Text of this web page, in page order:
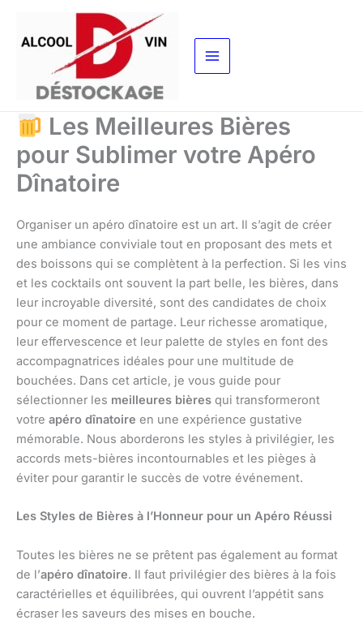
contenu
Les Meilleures Bières
pour Sublimer votre Apéro
Dînatoire
Organiser un apéro dînatoire est un art. Il s’agit de créer
une ambiance conviviale tout en proposant des mets et
des boissons qui se complètent à la perfection. Si les vins
et les cocktails ont souvent la part belle, les bières, dans
leur incroyable diversité, sont des candidates de choix
pour ce moment de partage. Leur richesse aromatique,
leur effervescence et leur palette de styles en font des
accompagnatrices idéales pour une multitude de
bouchées. Dans cet article, je vous guide pour
sélectionner les meilleures bières qui transformeront
votre apéro dînatoire en une expérience gustative
mémorable. Nous aborderons les styles à privilégier, les
accords mets-bières incontournables et les pièges à
éviter pour garantir le succès de votre événement.
Les Styles de Bières à l’Honneur pour un Apéro Réussi
Toutes les bières ne se prêtent pas également au format
de l’apéro dînatoire. Il faut privilégier des bières à la fois
caractérielles et équilibrées, qui ouvrent l’appétit sans
écraser les saveurs des mises en bouche.